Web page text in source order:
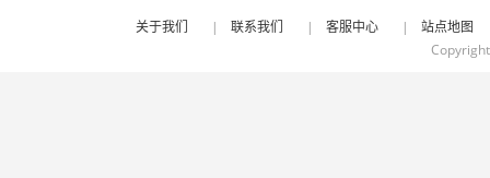
关于我们 | 联系我们 | 客服中心 |
站点地图